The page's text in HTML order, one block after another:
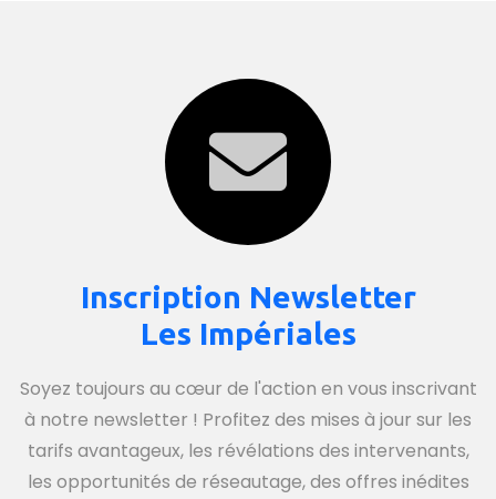
Inscription Newsletter
Les Impériales
Soyez toujours au cœur de l'action en vous inscrivant
à notre newsletter ! Profitez des mises à jour sur les
tarifs avantageux, les révélations des intervenants,
les opportunités de réseautage, des offres inédites